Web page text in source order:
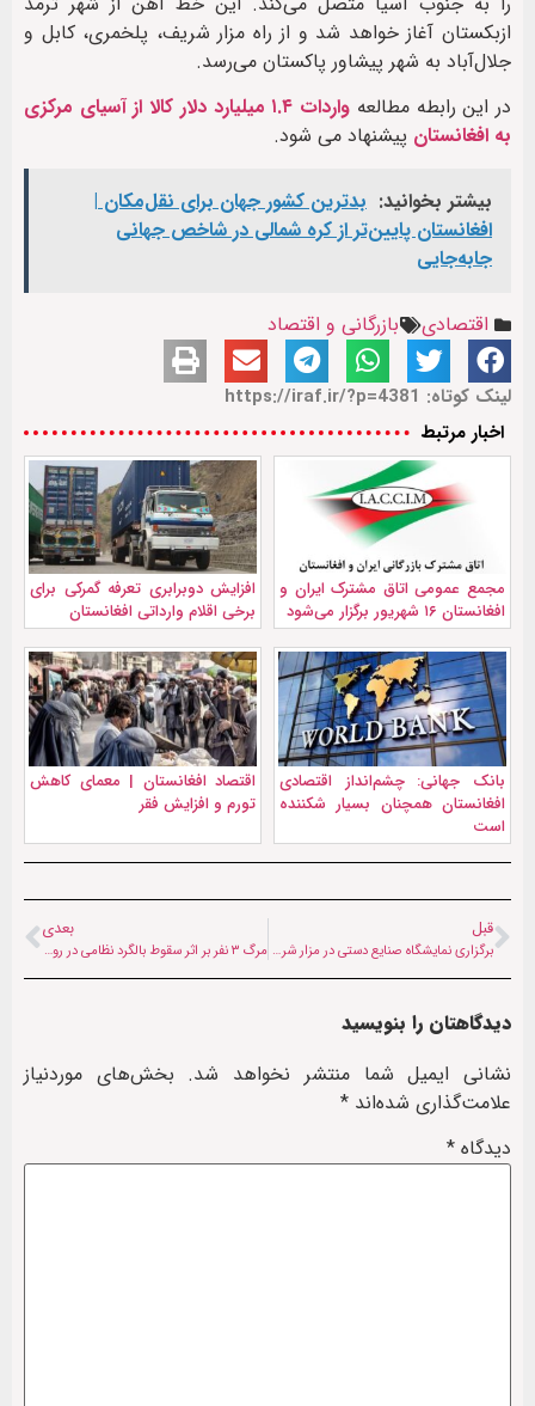
ازبکستان آغاز خواهد شد و از راه‌ مزار شریف، پلخمری، کابل و
جلال‌آباد به شهر پیشاور پاکستان می‌رسد.
در این رابطه مطالعه
واردات ۱.۴ میلیارد دلار کالا از آسیای مرکزی
به افغانستان پیشنهاد می شود.
بیشتر بخوانید: بدترین کشور جهان برای نقل‌مکان |
افغانستان پایین‌تر از کره شمالی در شاخص جهانی
جابه‌جایی
اقتصادی بازرگانی و اقتصاد
لینک کوتاه: https://iraf.ir/?p=4381
اخبار مرتبط
مجمع عمومی اتاق مشترک ایران و
افغانستان ۱۶ شهریور برگزار می‌شود
افزایش دوبرابری تعرفه گمرکی برای
برخی اقلام وارداتی افغانستان
بانک جهانی: چشم‌انداز اقتصادی
افغانستان همچنان بسیار شکننده
است
اقتصاد افغانستان | معمای کاهش
تورم و افزایش فقر
قبل
برگزاری نمایشگاه صنایع دستی در مزار شریف با حضور زنان
بعدی
مرگ ۳ نفر بر اثر سقوط بالگرد نظامی در روسیه
دیدگاهتان را بنویسید
نشانی ایمیل شما منتشر نخواهد شد. بخش‌های موردنیاز
علامت‌گذاری شده‌اند *
دیدگاه *